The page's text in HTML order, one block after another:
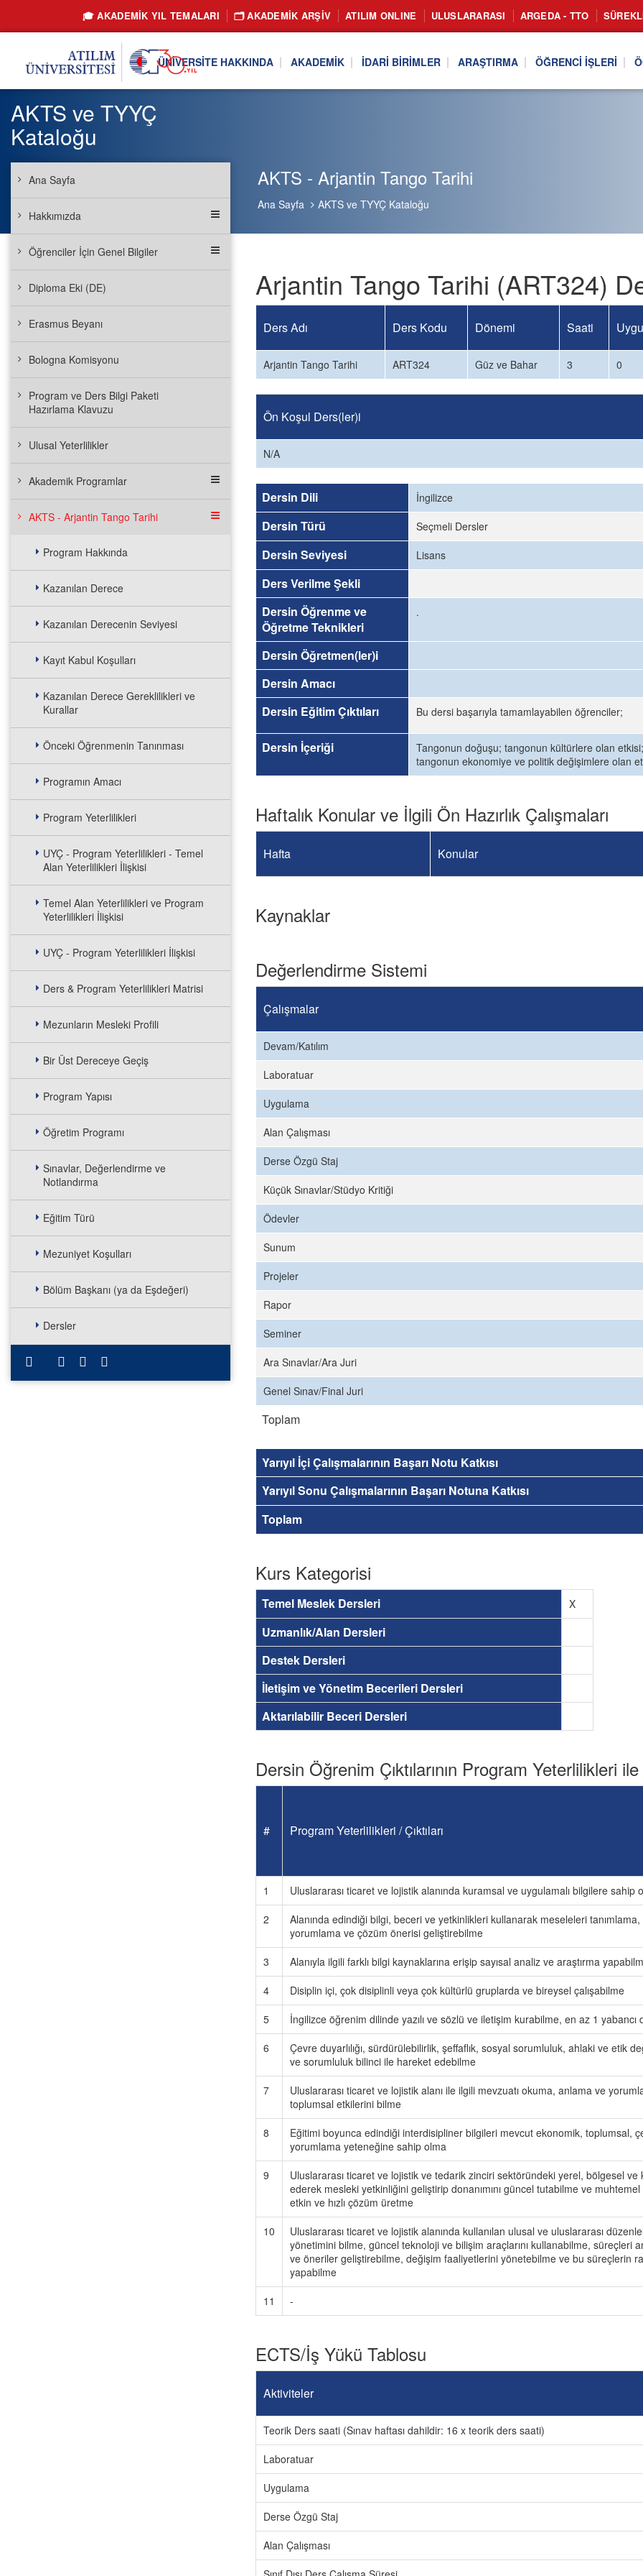
🎓 AKADEMİK YIL TEMALARI 🗂️ AKADEMIK ARŞIV ATILIM ONLINE ULUSLARARASI ARGEDA - TTO
ÜNIVERSITE HAKKINDA AKADEMIK İDARI BIRIMLER ARAŞTIRMA ÖĞRENCI İŞLERI
AKTS - Arjantin Tango Tarihi
Ana Sayfa AKTS ve TYYÇ Kataloğu
AKTS ve TYYÇ
Kataloğu
Ana Sayfa
Hakkımızda
Öğrenciler İçin Genel Bilgiler
Diploma Eki (DE)
Erasmus Beyanı
Bologna Komisyonu
Program ve Ders Bilgi Paketi
Hazırlama Klavuzu
Ulusal Yeterlilikler
Akademik Programlar
AKTS - Arjantin Tango Tarihi
Program Hakkında
Kazanılan Derece
Kazanılan Derecenin Seviyesi
Kayıt Kabul Koşulları
Kazanılan Derece Gereklilikleri ve
Kurallar
Önceki Öğrenmenin Tanınması
Programın Amacı
Program Yeterlilikleri
UYÇ - Program Yeterlilikleri - Temel
Alan Yeterlilikleri İlişkisi
Temel Alan Yeterlilikleri ve Program
Yeterlilikleri İlişkisi
UYÇ - Program Yeterlilikleri İlişkisi
Ders & Program Yeterlilikleri Matrisi
Mezunların Mesleki Profili
Bir Üst Dereceye Geçiş
Program Yapısı
Öğretim Programı
Sınavlar, Değerlendirme ve
Notlandırma
Eğitim Türü
Mezuniyet Koşulları
Bölüm Başkanı (ya da Eşdeğeri)
Dersler
Arjantin Tango Tarihi (ART324)
Ders Adı Ders Kodu Dönemi Saati
Arjantin Tango Tarihi ART324 Güz ve Bahar 3 0
Ön Koşul Ders(ler)i
N/A
Dersin Dili İngilizce
Dersin Türü Seçmeli Dersler
Dersin Seviyesi Lisans
Ders Verilme Şekli
Dersin Öğrenme ve
Öğretme Teknikleri
.
Dersin Öğretmen(ler)i
Dersin Amacı
Dersin Eğitim Çıktıları
Bu dersi başarıyla tamamlayabilen öğrenciler;
Dersin İçeriği
Tangonun doğuşu; tangonun kültürlere olan
tangonun ekonomiye ve politik değişimlere olan
Haftalık Konular ve İlgili Ön Hazırlık Çalışmaları
Hafta Konular
Kaynaklar
Değerlendirme Sistemi
Çalışmalar
Devam/Katılım
Laboratuar
Uygulama
Alan Çalışması
Derse Özgü Staj
Küçük Sınavlar/Stüdyo Kritiği
Ödevler
Sunum
Projeler
Rapor
Seminer
Ara Sınavlar/Ara Juri
Genel Sınav/Final Juri
Toplam
Yarıyıl İçi Çalışmalarının Başarı Notu Katkısı
Yarıyıl Sonu Çalışmalarının Başarı Notuna Katkısı
Toplam
Kurs Kategorisi
Temel Meslek Dersleri X
Uzmanlık/Alan Dersleri
Destek Dersleri
İletişim ve Yönetim Becerileri Dersleri
Aktarılabilir Beceri Dersleri
Dersin Öğrenim Çıktılarının Program Yeterlilikleri
# Program Yeterlilikleri / Çıktıları
1
Uluslararası ticaret ve lojistik alanında kuramsal ve uygulamalı bilgilere
2
Alanında edindiği bilgi, beceri ve yetkinlikleri kullanarak meseleleri
yorumlama ve çözüm önerisi geliştirebilme
3
Alanıyla ilgili farklı bilgi kaynaklarına erişip sayısal analiz ve araştırma
4
Disiplin içi, çok disiplinli veya çok kültürlü gruplarda ve bireysel çalışabilme
5
İngilizce öğrenim dilinde yazılı ve sözlü ve iletişim kurabilme, en az 1
6
Çevre duyarlılığı, sürdürülebilirlik, şeffaflık, sosyal sorumluluk, ahlaki ve etik
ve sorumluluk bilinci ile hareket edebilme
7
Uluslararası ticaret ve lojistik alanı ile ilgili mevzuatı okuma, anlama ve
toplumsal etkilerini bilme
8
Eğitimi boyunca edindiği interdisipliner bilgileri mevcut ekonomik, toplumsal,
yorumlama yeteneğine sahip olma
9
Uluslararası ticaret ve lojistik ve tedarik zinciri sektöründeki yerel, bölgesel
ederek mesleki yetkinliğini geliştirip donanımını güncel tutabilme ve
etkin ve hızlı çözüm üretme
10
Uluslararası ticaret ve lojistik alanında kullanılan ulusal ve uluslararası
yönetimini bilme, güncel teknoloji ve bilişim araçlarını kullanabilme, süreçleri
ve öneriler geliştirebilme, değişim faaliyetlerini yönetebilme ve bu süreçlerin
yapabilme
11
-
ECTS/İş Yükü Tablosu
Aktiviteler
Teorik Ders saati (Sınav haftası dahildir: 16 x teorik ders saati)
Laboratuar
Uygulama
Derse Özgü Staj
Alan Çalışması